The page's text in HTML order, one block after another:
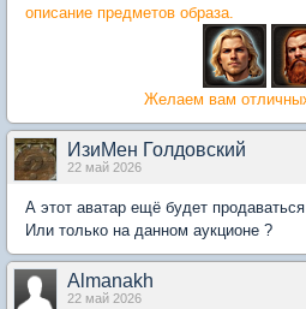
описание предметов образа.
Желаем вам
ИзиМен Голдовский
22 май 2026
А этот аватар ещё будет
Или только на данном аукционе ?
Almanakh
22 май 2026